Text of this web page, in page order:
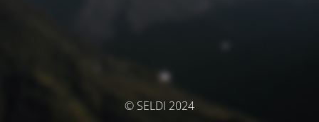
© SELDI 2024